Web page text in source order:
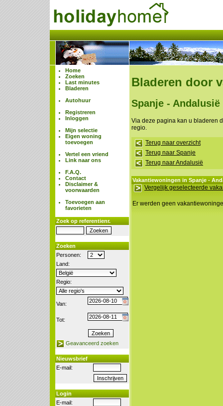
Home
Zoeken
Last minutes
Bladeren
Autohuur
Registreren
Inloggen
Mijn selectie
Eigen woning
toevoegen
Vertel een vriend
Link naar ons
F.A.Q.
Contact
Disclaimer &
voorwaarden
Toevoegen aan
favorieten
Zoek op referentienr.
Zoeken
Personen:
Land:
Regio:
Van:
Tot:
Geavanceerd zoeken
Nieuwsbrief
E-mail:
Login
E-mail:
Bladeren door
Spanje - Andalusië
Via deze pagina kan u bladeren
regio.
Terug naar overzicht
Terug naar Spanje
Terug naar Andalusië
Vakantiewoningen in Spanje -
Vergelijk geselecteerde
Er werden geen